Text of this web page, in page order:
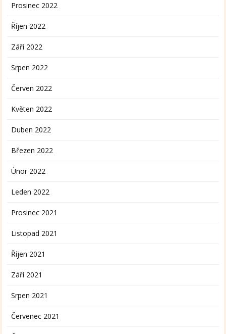
Prosinec 2022
Říjen 2022
Září 2022
Srpen 2022
Červen 2022
Květen 2022
Duben 2022
Březen 2022
Únor 2022
Leden 2022
Prosinec 2021
Listopad 2021
Říjen 2021
Září 2021
Srpen 2021
Červenec 2021